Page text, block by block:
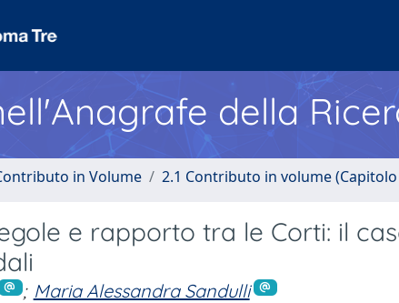
della
in Volume 2.1 Contributo in volume
e rapporto tra le Corti: il
; Maria Alessandra Sandulli